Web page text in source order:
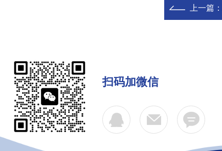
上一篇：
扫码加微信